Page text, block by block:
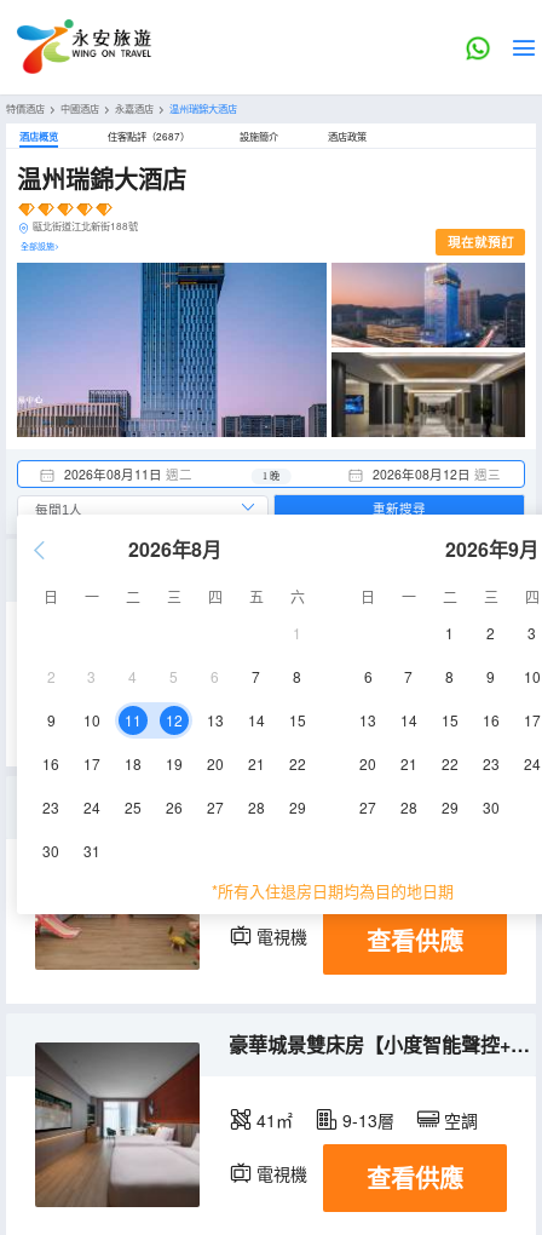
特價酒店 > 中國酒店 > 永嘉酒店 > 温州瑞錦大酒店
酒店概览 住客點評（2687） 設施簡介 酒店政策
温州瑞錦大酒店
甌北街道江北新街188號
全部設施> 現在就預訂
2026年08月11日 週二 2026年08月12日 週三
1 晚
2026年8月
日 一 二 三 四 五
六
1
2 3 4 5 6 7 8
9 10 11 12 13 14 15
16 17 18 19 20 21 22
23 24 25 26 27 28 29
30 31
2026年9月
日 一 二 三
四
1
2 3
6 7 8 9 10
13 14 15 16 17
20 21 22 23 24
27 28 29 30
*所有入住退房日期均為目的地日期
重新搜尋
空調
60㎡ 14層 空調
電視機 查看供應
豪華城景雙床房【小度智能聲控+芝華仕床墊+智能投屏】
41㎡ 9-13層 空調
電視機 查看供應